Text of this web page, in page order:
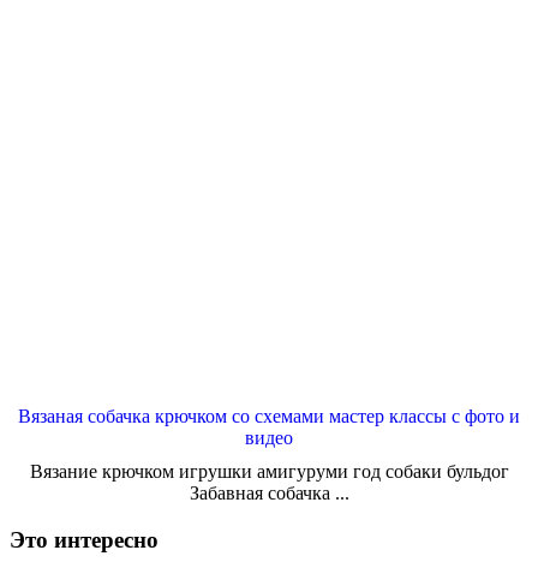
Вязаная собачка крючком со схемами мастер классы с фото и
видео
Вязание крючком игрушки амигуруми год собаки бульдог
Забавная собачка ...
Это интересно